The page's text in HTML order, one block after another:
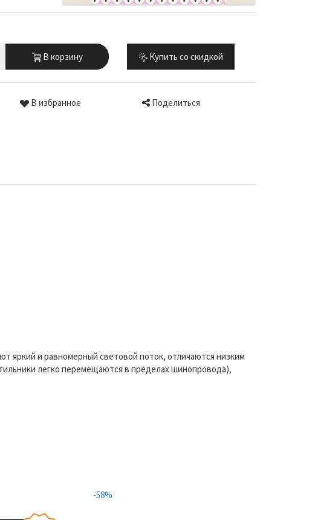
В корзину Купить со скидкой
В избранное Поделиться
яркий и равномерный световой поток, отличаются низким
легко перемещаются в пределах шинопровода),
-58%